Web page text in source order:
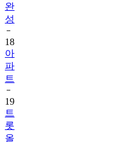
완
성
18
아
파
트
19
트
롯
올